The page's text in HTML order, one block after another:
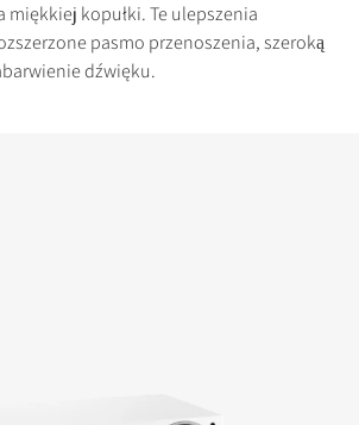
kopułki. Te ulepszenia
pasmo przenoszenia, szeroką
dźwięku.